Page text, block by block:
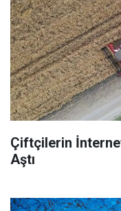
Çiftçilerin İnternet
Aştı